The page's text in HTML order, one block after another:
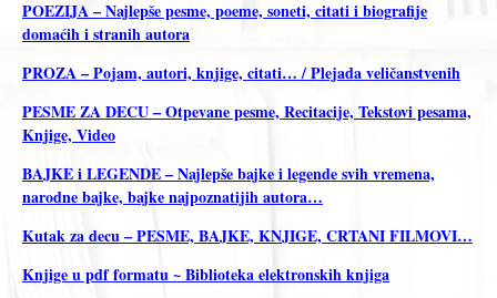
POEZIJA – Najlepše pesme, poeme, soneti, citati i biografije
domaćih i stranih autora
PROZA – Pojam, autori, knjige, citati… / Plejada veličanstvenih
PESME ZA DECU – Otpevane pesme, Recitacije, Tekstovi pesama,
Knjige, Video
BAJKE i LEGENDE – Najlepše bajke i legende svih vremena,
narodne bajke, bajke najpoznatijih autora…
Kutak za decu – PESME, BAJKE, KNJIGE, CRTANI FILMOVI…
Knjige u pdf formatu ~ Biblioteka elektronskih knjiga